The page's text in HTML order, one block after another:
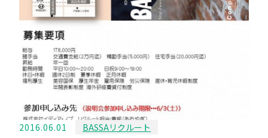
2016.06.01 BASSAリクルート